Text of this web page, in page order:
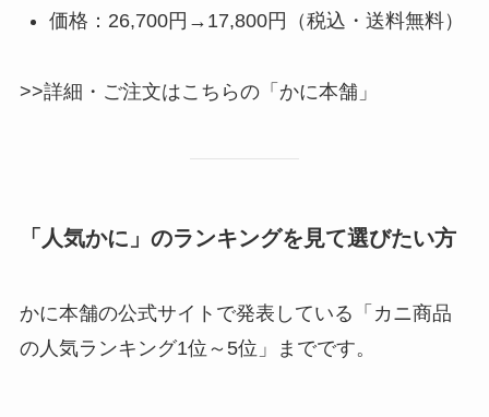
価格：26,700円→17,800円（税込・送料無料）
>>詳細・ご注文はこちらの「かに本舗」
「人気かに」のランキングを見て選びたい方
かに本舗の公式サイトで発表している「カニ商品
の人気ランキング1位～5位」までです。